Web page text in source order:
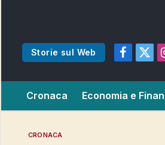
Storie sul Web
Facebook
X
Cronaca Economia e
CRONACA